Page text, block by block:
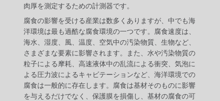
肉厚を測定するための計測器です。
腐食の影響を受ける産業は数多くありますが、中でも海
洋環境は最も過酷な腐食環境の一つです。腐食速度は、
海水、湿度、風、温度、空気中の汚染物質、生物など、
さまざまな要素に影響されます。また、水や汚染物質の
粒子による摩耗、高速液体中の乱流による衝突、気泡に
よる圧力波によるキャビテーションなど、海洋環境での
腐食は一般的に存在します。腐食は基材そのものに影響
を与えるだけでなく、保護膜を損傷し、基材の腐食の可